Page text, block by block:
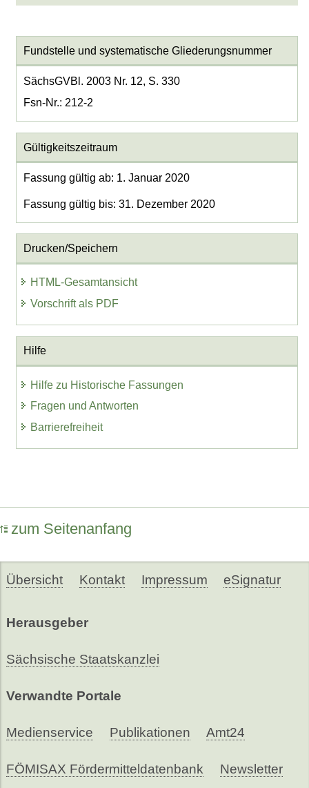
Fundstelle und systematische Gliederungsnummer
SächsGVBl. 2003 Nr. 12, S. 330
Fsn-Nr.: 212-2
Gültigkeitszeitraum
Fassung gültig ab: 1. Januar 2020
Fassung gültig bis: 31. Dezember 2020
Drucken/Speichern
HTML-Gesamtansicht
Vorschrift als PDF
Hilfe
Hilfe zu Historische Fassungen
Fragen und Antworten
Barrierefreiheit
zum Seitenanfang
Übersicht Kontakt Impressum eSignatur
Herausgeber
Sächsische Staatskanzlei
Verwandte Portale
Medienservice Publikationen Amt24
FÖMISAX Fördermitteldatenbank Newsletter